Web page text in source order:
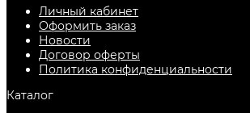
Личный кабинет
Оформить заказ
Новости
Договор оферты
Политика конфиденциальности
Каталог